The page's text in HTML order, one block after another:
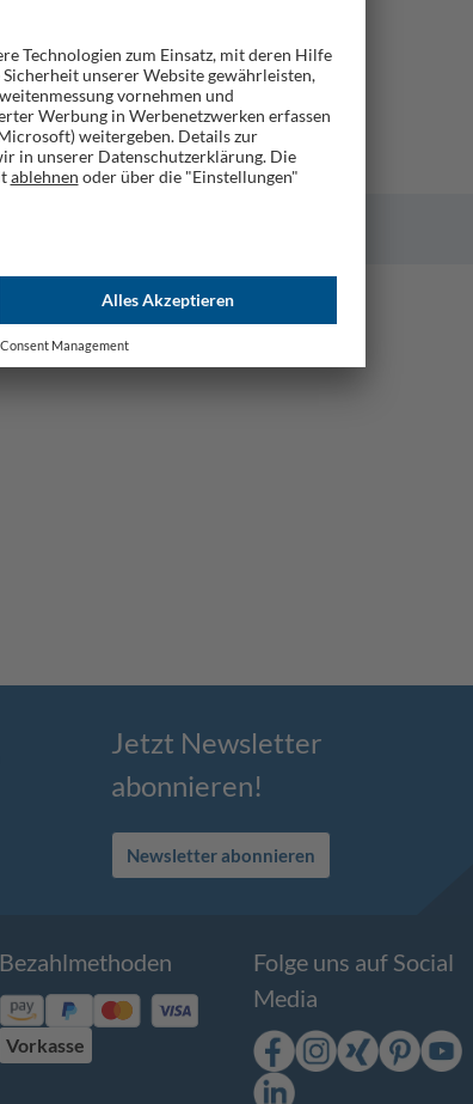
Jetzt Newsletter
abonnieren!
Newsletter abonnieren
Bezahlmethoden
Vorkasse
Folge uns auf Social
Media